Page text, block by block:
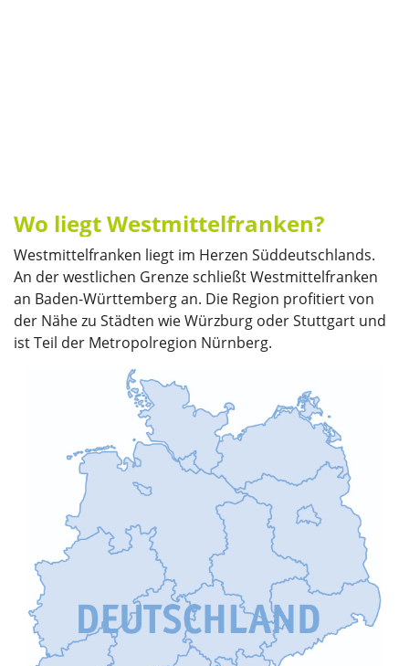
Wo liegt Westmittelfranken?
Westmittelfranken liegt im Herzen Süddeutschlands.
An der westlichen Grenze schließt Westmittelfranken
an Baden-Württemberg an. Die Region profitiert von
der Nähe zu Städten wie Würzburg oder Stuttgart und
ist Teil der Metropolregion Nürnberg.